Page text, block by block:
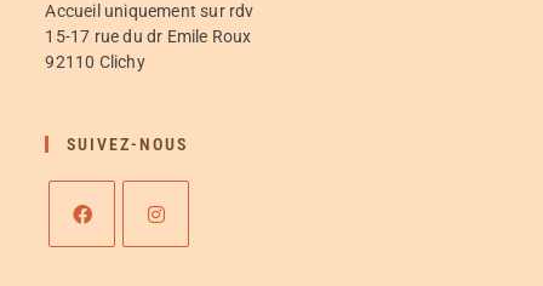
Accueil uniquement sur rdv
15-17 rue du dr Emile Roux
92110 Clichy
SUIVEZ-NOUS